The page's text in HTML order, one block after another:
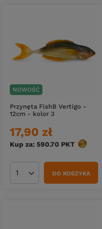
NOWOŚĆ
Przynęta FishB Vertigo -
12cm - kolor 3
17,90 zł
Kup za: 590.70 PKT punktów
Ilość produktówDO KOSZYKA